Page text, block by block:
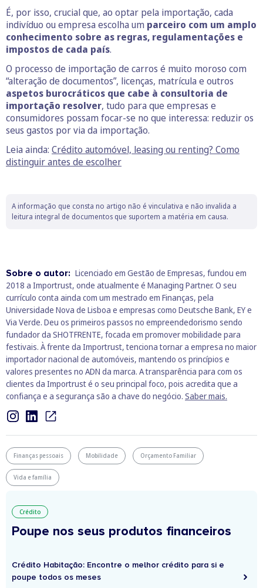
É, por isso, crucial que, ao optar pela importação, cada
indivíduo ou empresa escolha um parceiro com um amplo
conhecimento sobre as regras, regulamentações e
impostos de cada país.
O processo de importação de carros é muito moroso com
“alteração de documentos”, licenças, matrícula e outros
aspetos burocráticos que cabe à consultoria de
importação resolver, tudo para que empresas e
consumidores possam focar-se no que interessa: reduzir os
seus gastos por via da importação.
Leia ainda: Crédito automóvel, leasing ou renting? Como
distinguir antes de escolher
A informação que consta no artigo não é vinculativa e não invalida a
leitura integral de documentos que suportem a matéria em causa.
Sobre o autor: Licenciado em Gestão de Empresas, fundou em
2018 a Importrust, onde atualmente é Managing Partner. O seu
currículo conta ainda com um mestrado em Finanças, pela
Universidade Nova de Lisboa e empresas como Deutsche Bank, EY e
Via Verde. Deu os primeiros passos no empreendedorismo sendo
fundador da SHOTFRENTE, focada em promover mobilidade para
festivais. À frente da Importrust, tenciona tornar a empresa no maior
importador nacional de automóveis, mantendo os princípios e
valores presentes no ADN da marca. A transparência para com os
clientes da Importrust é o seu principal foco, pois acredita que a
confiança e a segurança são a chave do negócio. Saber mais.
Finanças pessoais Mobilidade Orçamento Familiar
Vida e família
Crédito
Poupe nos seus produtos financeiros
Crédito Habitação: Encontre o melhor crédito para si e
poupe todos os meses